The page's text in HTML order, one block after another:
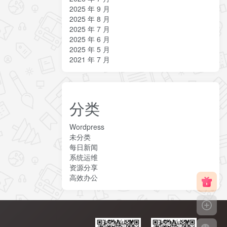
2025 年 9 月
2025 年 8 月
2025 年 7 月
2025 年 6 月
2025 年 5 月
2021 年 7 月
分类
Wordpress
未分类
每日新闻
系统运维
资源分享
高效办公